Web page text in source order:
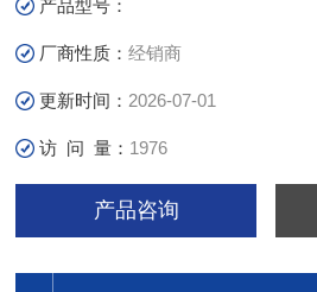
产品型号：
厂商性质：经销商
更新时间： 2026-07-01
访 问 量： 1976
产品咨询